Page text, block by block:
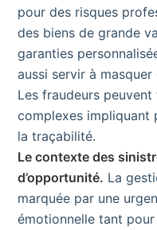
pour des risques
des biens de grande
garanties
aussi servir à
Les fraudeurs
complexes impliquant
la traçabilité.
Le contexte des
d’opportunité. La
marquée par une
émotionnelle tant pour